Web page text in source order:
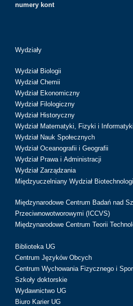
numery kont
Wydziały
Wydział Biologii
Wydział Chemii
Wydział Ekonomiczny
Wydział Filologiczny
Wydział Historyczny
Wydział Matematyki, Fizyki i Informatyki
Wydział Nauk Społecznych
Wydział Oceanografii i Geografii
Wydział Prawa i Administracji
Wydział Zarządzania
Międzyuczelniany Wydział
Międzynarodowe Centrum Badań nad
Przeciwnowotworowymi (ICCVS)
Międzynarodowe Centrum Teorii
Biblioteka UG
Centrum Języków Obcych
Centrum Wychowania Fizycznego i
Szkoły doktorskie
Wydawnictwo UG
Biuro Karier UG